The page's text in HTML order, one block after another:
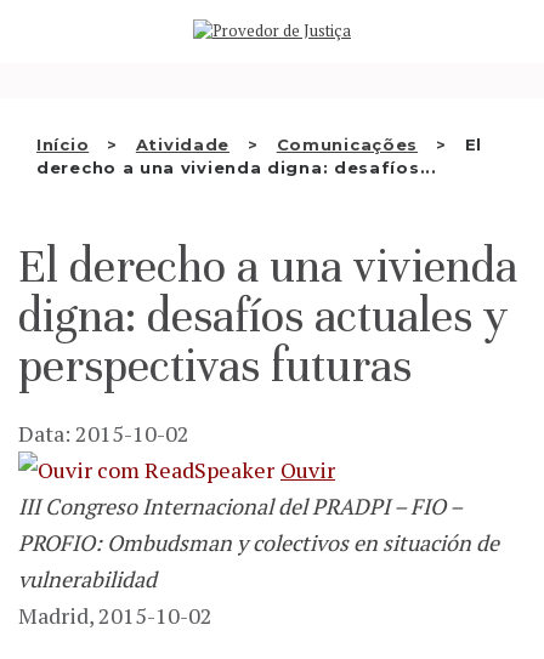
Início Atividade Comunicações
El
derecho a una vivienda digna: desafíos...
QUEM SOMOS
RECOMENDAÇÕES E OUTRAS
DECISÕES
APRESENTAR QUEIXA
PT
El derecho a una vivienda
digna: desafíos actuales y
perspectivas futuras
Data: 2015-10-02
Ouvir
III Congreso Internacional del PRADPI – FIO –
PROFIO: Ombudsman y colectivos en situación de
vulnerabilidad
Madrid, 2015-10-02